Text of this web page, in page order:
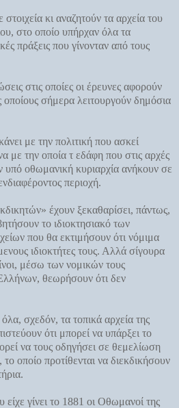
κι αναζητούν τα αρχεία του
στο οποίο υπήρχαν όλα τα
πράξεις που γίνονταν από τους
στις οποίες οι έρευνες αφορούν
σήμερα λειτουργούν δημόσια
με την πολιτική που ασκεί
την οποία τ εδάφη που στις αρχές
υπό οθωμανική κυριαρχία ανήκουν σε
περιοχή.
έχουν ξεκαθαρίσει, πάντως,
το ιδιοκτησιακό των
που θα εκτιμήσουν ότι νόμιμα
ιδιοκτήτες τους. Αλλά σίγουρα
μέσω των νομικών τους
θεωρήσουν ότι δεν
σχεδόν, τα τοπικά αρχεία της
ότι μπορεί να υπάρξει το
να τους οδηγήσει σε θεμελίωση
οποίο προτίθενται να διεκδικήσουν
γίνει το 1881 οι Οθωμανοί της